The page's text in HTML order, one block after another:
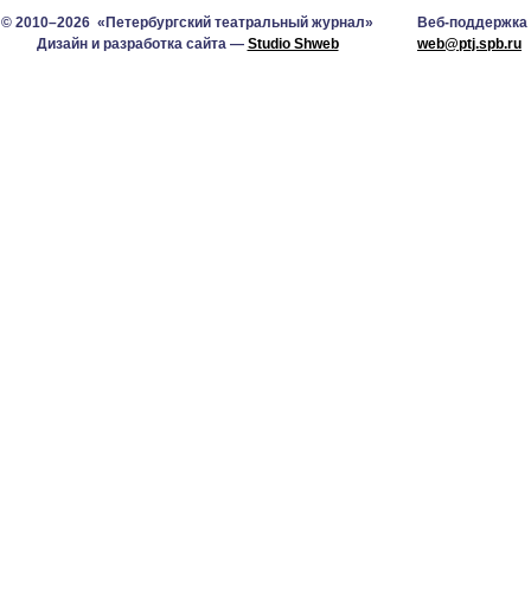
© 2010–2026 «Петербургский театральный журнал»
Дизайн и разработка сайта — Studio Shweb
Веб-поддержка
web@ptj.spb.ru